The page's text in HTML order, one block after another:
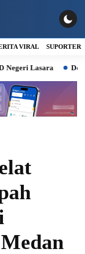
VIRAL SUPORTER
Lasara Dorong